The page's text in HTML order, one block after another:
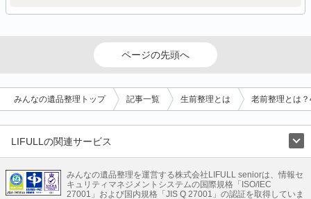
ページの先頭へ
みんなの遺品整理トップ 記事一覧 生前整理とは 老前整理とは
LIFULLの関連サービス
不動産・住宅
引越し 老人ホーム 地方創生
ママの就労支援
不動産クラウドファンディング 遺品整理 老後の暮らし情報
みんなの遺品整理を運営する株式会社LIFULL seniorは、情報セ
キュリティマネジメントシステムの国際規格「ISO/IEC
27001」および国内規格「JIS Q 27001」の認証を取得していま